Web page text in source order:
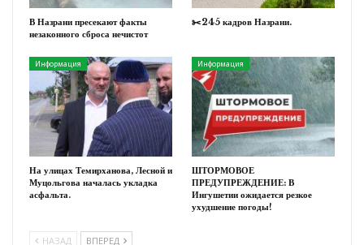
В Назрани пресекают факты
незаконного сброса нечистот
✂️245 кадров Назрани.
Информация
На улицах Темирханова, Лесной и
Муцольгова началась укладка
асфальта.
Информация
ШТОРМОВОЕ
ПРЕДУПРЕЖДЕНИЕ: В
Ингушетии ожидается резкое
ухудшение погоды!
НАЗАД ВПЕРЕД